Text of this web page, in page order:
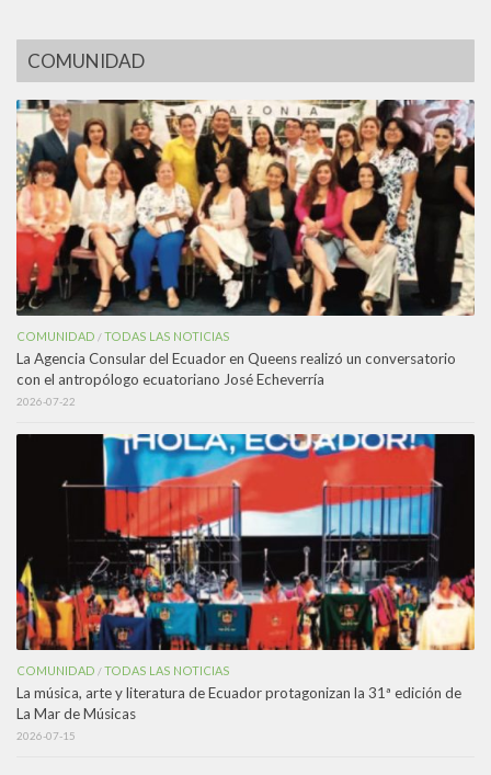
COMUNIDAD
COMUNIDAD /TODAS LAS NOTICIAS
La Agencia Consular del Ecuador en Queens realizó un conversatorio
con el antropólogo ecuatoriano José Echeverría
2026-07-22
COMUNIDAD /TODAS LAS NOTICIAS
La música, arte y literatura de Ecuador protagonizan la 31ª edición de
La Mar de Músicas
2026-07-15